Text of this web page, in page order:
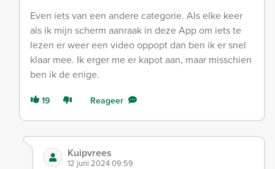
Even iets van een andere categorie. Als elke keer
als ik mijn scherm aanraak in deze App om iets te
lezen er weer een video oppopt dan ben ik er snel
klaar mee. Ik erger me er kapot aan, maar misschien
ben ik de enige.
19 Reageer
Kuipvrees
12 juni 2024 09:59